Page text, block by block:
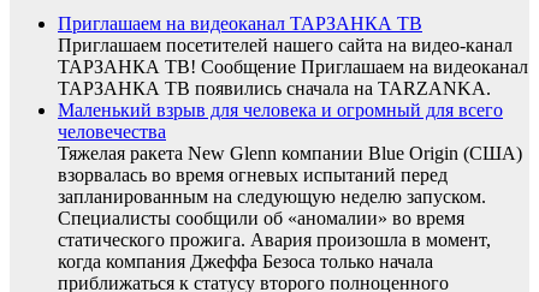
Приглашаем на видеоканал ТАРЗАНКА ТВ
Приглашаем посетителей нашего сайта на видео-канал
ТАРЗАНКА ТВ! Сообщение Приглашаем на видеоканал
ТАРЗАНКА ТВ появились сначала на TARZANKA.
Маленький взрыв для человека и огромный для всего
человечества
Тяжелая ракета New Glenn компании Blue Origin (США)
взорвалась во время огневых испытаний перед
запланированным на следующую неделю запуском.
Специалисты сообщили об «аномалии» во время
статического прожига. Авария произошла в момент,
когда компания Джеффа Безоса только начала
приближаться к статусу второго полноценного